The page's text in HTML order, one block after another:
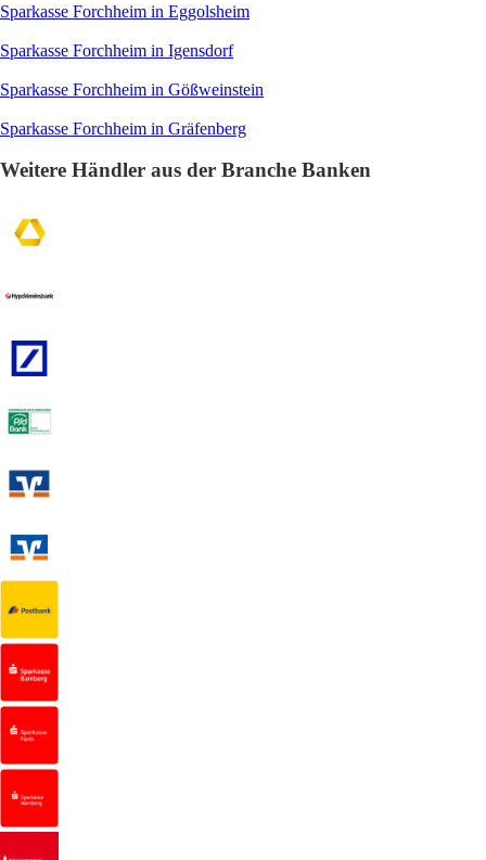
Sparkasse Forchheim in Eggolsheim
Sparkasse Forchheim in Igensdorf
Sparkasse Forchheim in Gößweinstein
Sparkasse Forchheim in Gräfenberg
Weitere Händler aus der Branche Banken